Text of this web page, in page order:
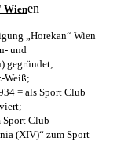
Wienen
„Horekan“ Wien
und
gegründet;
Weiß;
= als Sport Club
Sport Club
(XIV)“ zum Sport